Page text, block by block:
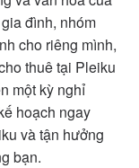
đình, nhóm
cho riêng mình,
thuê tại Pleiku
một kỳ nghỉ
hoạch ngay
và tận hưởng
bạn.